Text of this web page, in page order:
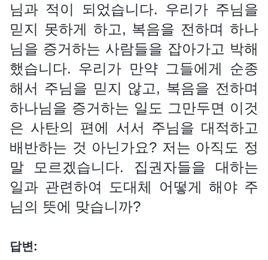
님과 적이 되었습니다. 우리가 주님을
믿지 못하게 하고, 복음을 전하며 하나
님을 증거하는 사람들을 잡아가고 박해
했습니다. 우리가 만약 그들에게 순종
해서 주님을 믿지 않고, 복음을 전하며
하나님을 증거하는 일도 그만두면 이것
은 사탄의 편에 서서 주님을 대적하고
배반하는 것 아닌가요? 저는 아직도 정
말 모르겠습니다. 집권자들을 대하는
일과 관련하여 도대체 어떻게 해야 주
님의 뜻에 맞습니까?
답변: